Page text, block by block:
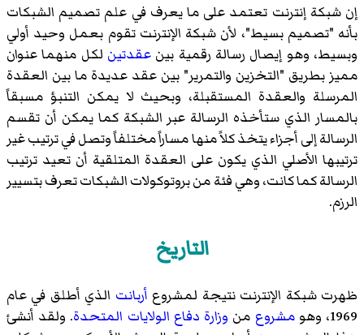
إن شبكة إنترنت تعتمد على ما يعرف في علم تصميم الشبكات
بأنه "تصميم بسيط"، لأن شبكة الإنترنت تقوم بعمل وحيد أولي
وبسيط، وهو إيصال رسالة رقمية بين عقدتين لكل منهما عنوان
مميز بطريق "التخزين والتمرير" بين عقد عديدة ما بين العقدة
المرسلة والعقدة المستقبلة، وبحيث لا يمكن التنبؤ مسبقاً
بالمسار الذي ستأخذه الرسالة عبر الشبكة كما يمكن أن تقسم
الرسالة إلى أجزاء يتخذ كلاً منها مساراً مختلفاً وتصل في ترتيب غير
ترتيبها الأصلي الذي يكون على العقدة المتلقية أن تعيد ترتيب
الرسالة كما كانت، وهي فئة من بروتوكولات الشبكات تعرف بتسيير
الرزم.
التاريخ
ظهرت شبكة الإنترنت نتيجة لمشروع أربانت الذي أطلق في عام
1969، وهو
مشروع من وزارة دفاع الولايات المتحدة. ولقد أنشئ